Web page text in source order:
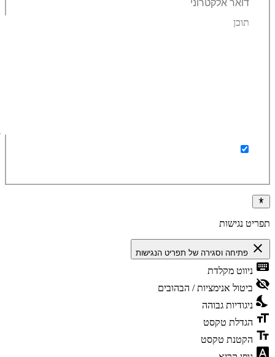
תפריט נגישות
close פתיחה וסגירה של תפריט הנגישות
keyboard ניווט מקלדת
visibility_off ביטול אנימציות / הבהובים
nights_stay ניגודיות גבוהה
format_size הגדלת טקסט
text_fields הקטנת טקסט
font_download